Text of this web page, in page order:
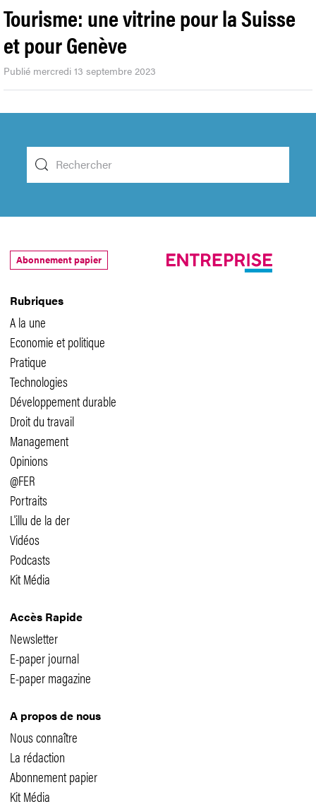
Tourisme: une vitrine pour la Suisse
et pour Genève
Publié mercredi 13 septembre 2023
Rubriques
A la une
Economie et politique
Pratique
Technologies
Développement durable
Droit du travail
Management
Opinions
@FER
Portraits
L'illu de la der
Vidéos
Podcasts
Kit Média
Accès Rapide
Newsletter
E-paper journal
E-paper magazine
A propos de nous
Nous connaître
La rédaction
Abonnement papier
Kit Média
Abonnement papier